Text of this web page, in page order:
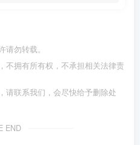
勿转载。
不拥有所有权，不承担相关法律责
请联系我们，会尽快给予删除处
END